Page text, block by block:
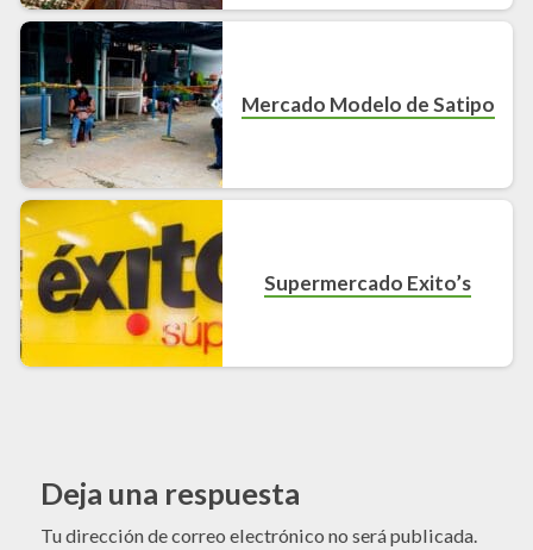
Mercado Modelo de Satipo
Supermercado Exito’s
Deja una respuesta
Tu dirección de correo electrónico no será publicada.